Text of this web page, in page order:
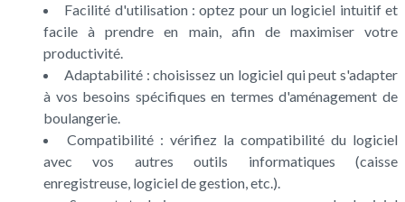
Facilité d'utilisation : optez pour un logiciel intuitif et
facile à prendre en main, afin de maximiser votre
productivité.
Adaptabilité : choisissez un logiciel qui peut s'adapter
à vos besoins spécifiques en termes d'aménagement de
boulangerie.
Compatibilité : vérifiez la compatibilité du logiciel
avec vos autres outils informatiques (caisse
enregistreuse, logiciel de gestion, etc.).